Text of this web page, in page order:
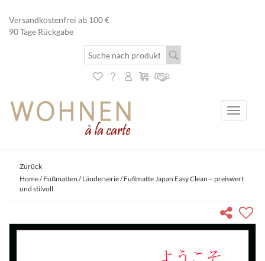
Versandkostenfrei ab 100 €
90 Tage Rückgabe
Toggle
Zurück
Home/Fußmatten /Länderserie/ Fußmatte Japan Easy Clean – preiswert
und stilvoll